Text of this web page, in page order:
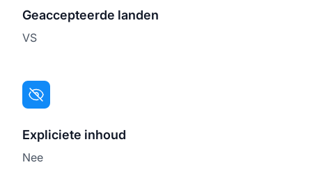
Geaccepteerde landen
VS
Expliciete inhoud
Nee